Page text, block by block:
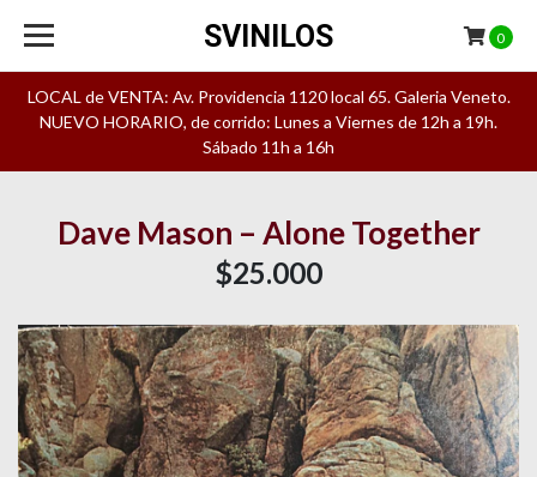
LOCAL de VENTA: Av. Providencia 1120 local 65. Galeria Veneto.
NUEVO HORARIO, de corrido: Lunes a Viernes de 12h a 19h.
Sábado 11h a 16h
SVINILOS 0
Dave Mason – Alone Together
$25.000